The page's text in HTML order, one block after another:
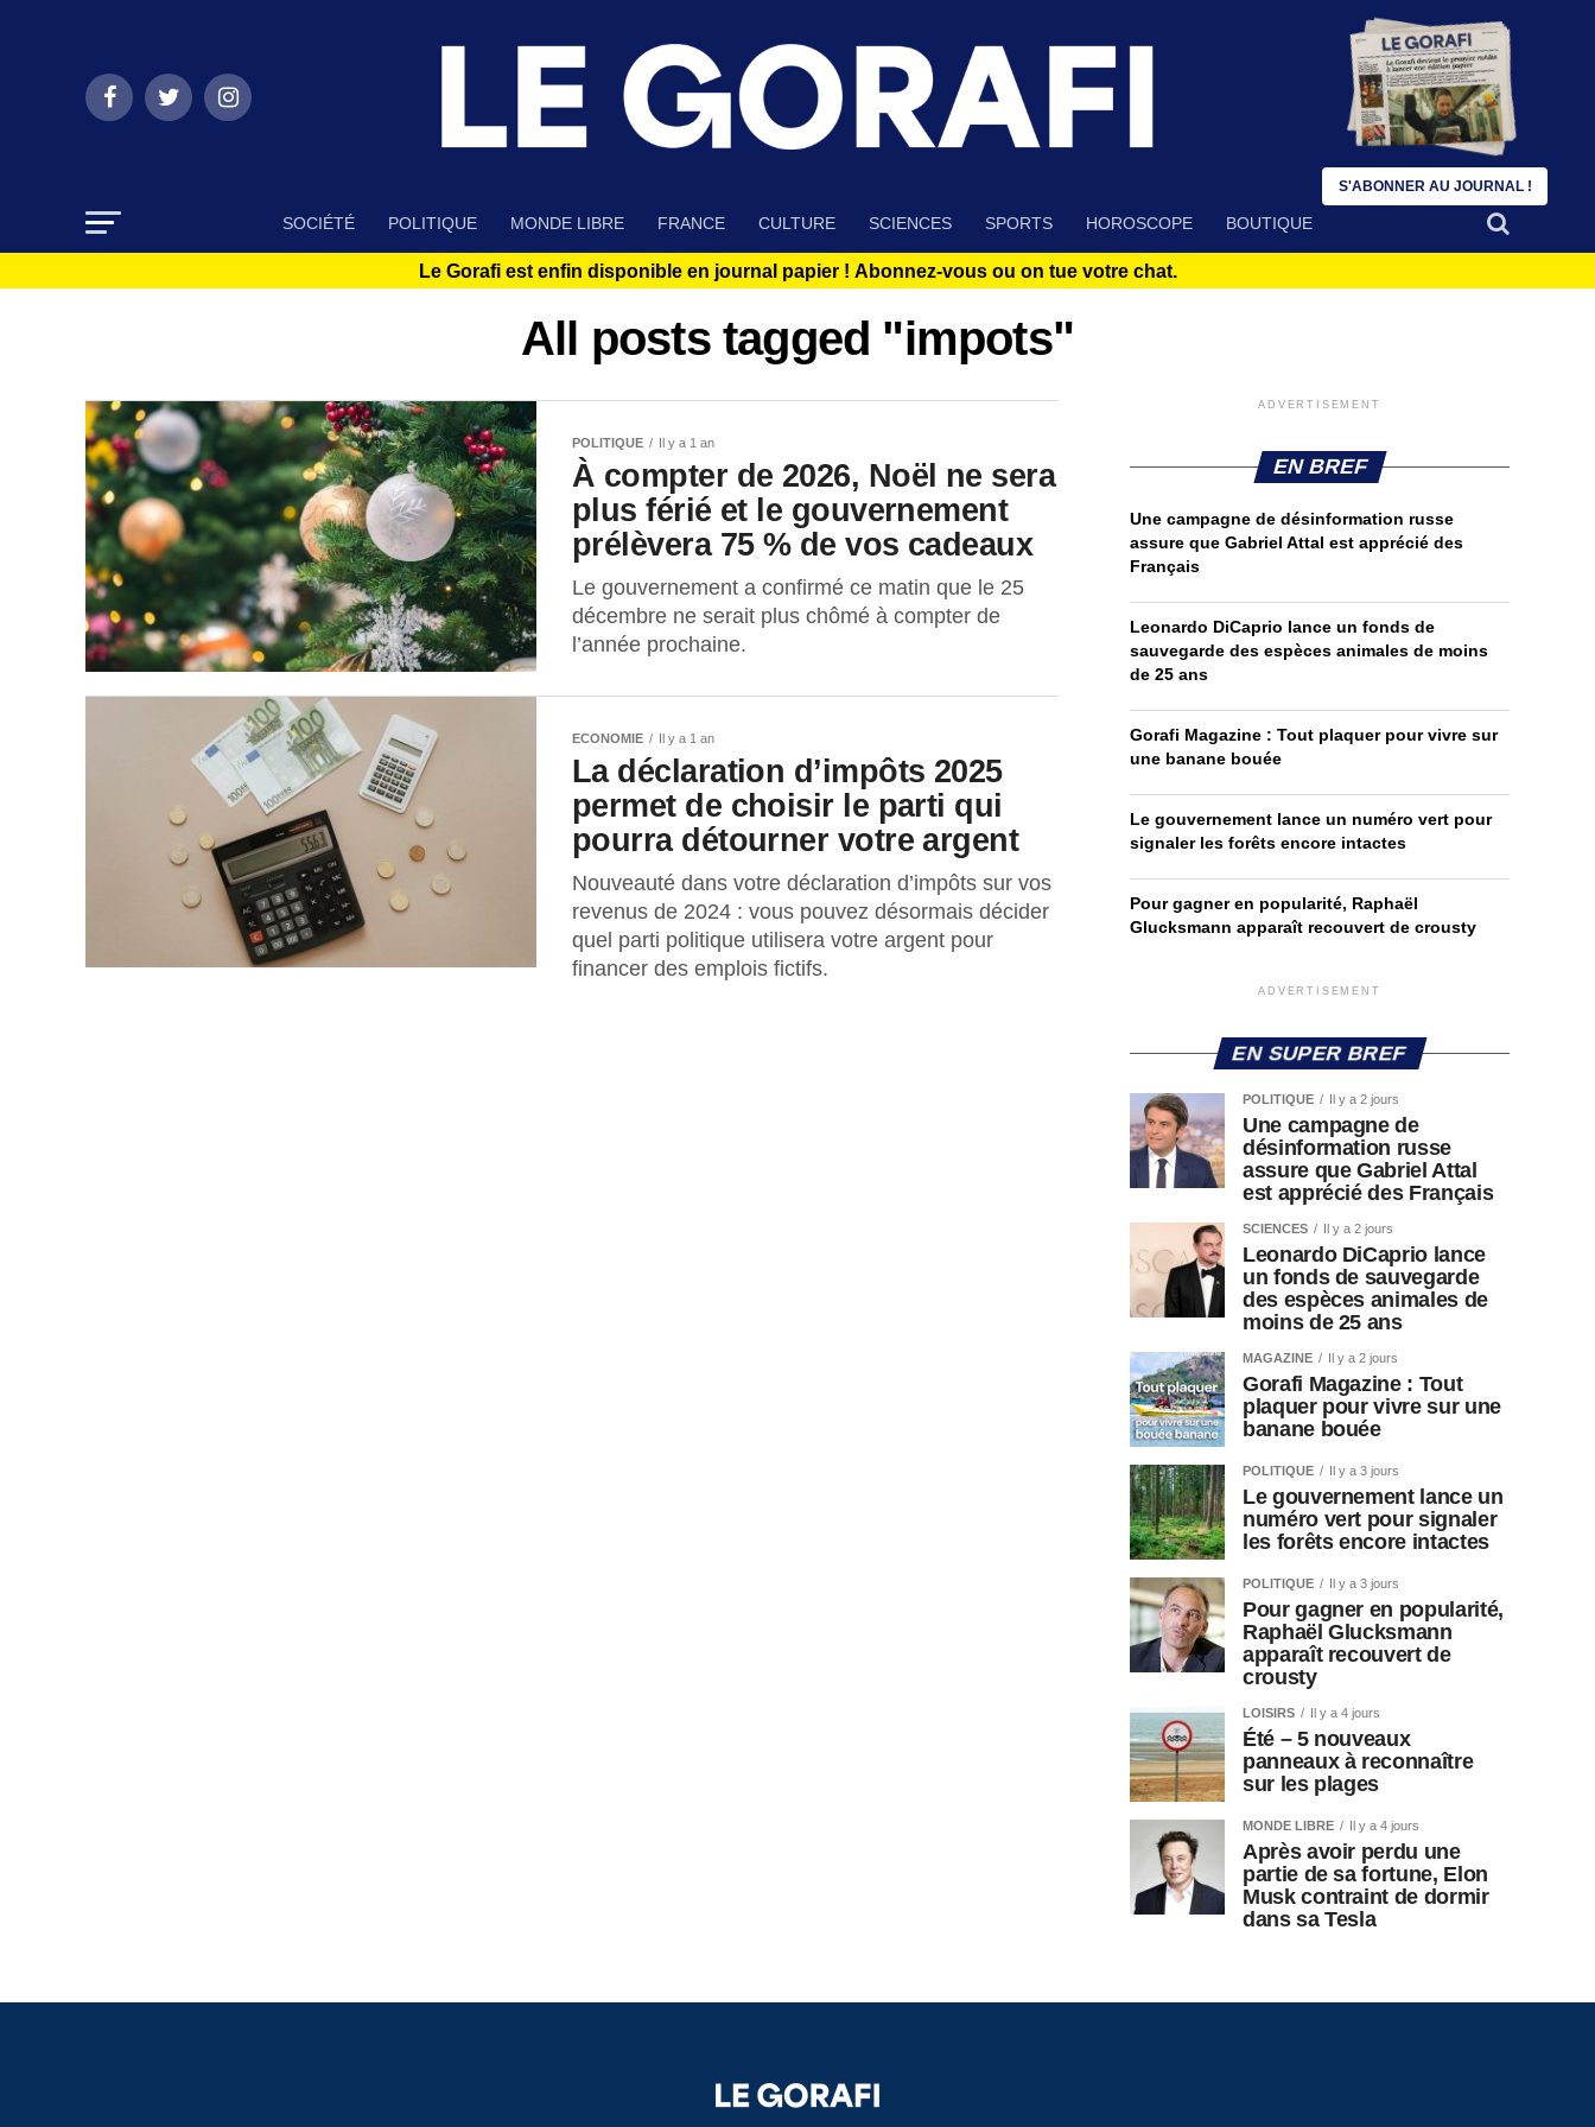
SOCIÉTÉ POLITIQUE MONDE LIBRE FRANCE CULTURE SCIENCES SPORTS HOROSCOPE BOUTIQUE
Le Gorafi est enfin disponible en journal papier ! Abonnez-vous ou on tue votre chat.
All posts tagged "impots"
POLITIQUE Il y a 1 an
À compter de 2026, Noël ne sera
plus férié et le gouvernement
prélèvera 75 % de vos cadeaux
Le gouvernement a confirmé ce matin que le 25
décembre ne serait plus chômé à compter de
l’année prochaine.
ECONOMIE Il y a 1 an
La déclaration d’impôts 2025
permet de choisir le parti qui
pourra détourner votre argent
Nouveauté dans votre déclaration d’impôts sur vos
revenus de 2024 : vous pouvez désormais décider
quel parti politique utilisera votre argent pour
financer des emplois fictifs.
ADVERTISEMENT
EN BREF
Une campagne de désinformation russe
assure que Gabriel Attal est apprécié des
Français
Leonardo DiCaprio lance un fonds de
sauvegarde des espèces animales de moins
de 25 ans
Gorafi Magazine : Tout plaquer pour vivre sur
une banane bouée
Le gouvernement lance un numéro vert pour
signaler les forêts encore intactes
Pour gagner en popularité, Raphaël
Glucksmann apparaît recouvert de crousty
ADVERTISEMENT
EN SUPER BREF
POLITIQUE Il y a 2 jours
Une campagne de
désinformation russe
assure que Gabriel Attal
est apprécié des Français
SCIENCES Il y a 2 jours
Leonardo DiCaprio lance
un fonds de sauvegarde
des espèces animales de
moins de 25 ans
MAGAZINE Il y a 2 jours
Gorafi Magazine : Tout
plaquer pour vivre sur une
banane bouée
POLITIQUE Il y a 3 jours
Le gouvernement lance un
numéro vert pour signaler
les forêts encore intactes
POLITIQUE Il y a 3 jours
Pour gagner en popularité,
Raphaël Glucksmann
apparaît recouvert de
crousty
LOISIRS Il y a 4 jours
Été – 5 nouveaux
panneaux à reconnaître
sur les plages
MONDE LIBRE Il y a 4 jours
Après avoir perdu une
partie de sa fortune, Elon
Musk contraint de dormir
dans sa Tesla
S'ABONNER AU JOURNAL !